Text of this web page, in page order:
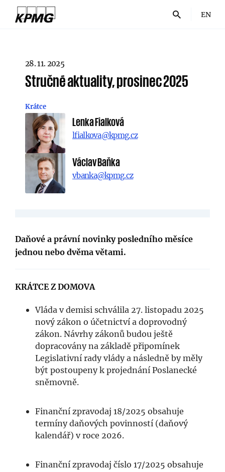
EN
28. 11. 2025
Stručné aktuality, prosinec 2025
Krátce
Lenka Fialková
lfialkova@kpmg.cz
Václav Baňka
vbanka@kpmg.cz
Daňové a právní novinky posledního měsíce
jednou nebo dvěma větami.
KRÁTCE Z DOMOVA
Vláda v demisi schválila 27. listopadu 2025
nový zákon o účetnictví a doprovodný
zákon. Návrhy zákonů budou ještě
dopracovány na základě připomínek
Legislativní rady vlády a následně by měly
být postoupeny k projednání Poslanecké
sněmovně.
Finanční zpravodaj 18/2025 obsahuje
termíny daňových povinností (daňový
kalendář) v roce 2026.
Finanční zpravodaj číslo 17/2025 obsahuje